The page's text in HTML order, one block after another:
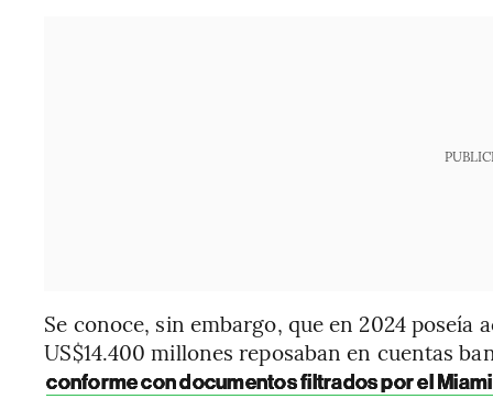
Se conoce, sin embargo, que en 2024 poseía
US$14.400 millones reposaban en cuentas
conforme con documentos filtrados por el